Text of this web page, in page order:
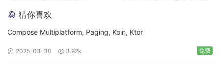
猜你喜欢
Compose Multiplatform, Paging, Koin, Ktor
2025-03-30 3.92k 免费